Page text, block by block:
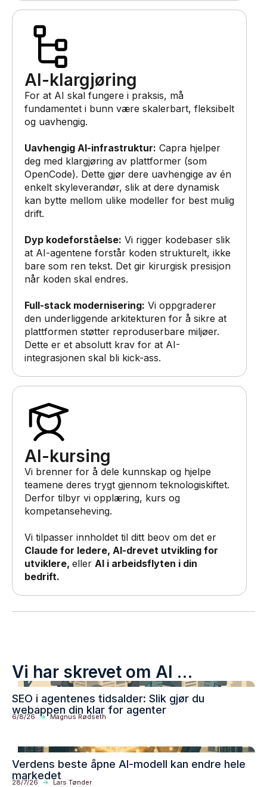
AI-klargjøring
For at AI skal fungere i praksis, må
fundamentet i bunn være skalerbart, fleksibelt
og uavhengig.
Uavhengig AI-infrastruktur: Capra hjelper
deg med klargjøring av plattformer (som
OpenCode). Dette gjør dere uavhengige av én
enkelt skyleverandør, slik at dere dynamisk
kan bytte mellom ulike modeller for best mulig
drift.
Dyp kodeforståelse: Vi rigger kodebaser slik
at AI-agentene forstår koden strukturelt, ikke
bare som ren tekst. Det gir kirurgisk presisjon
når koden skal endres.
Full-stack modernisering: Vi oppgraderer
den underliggende arkitekturen for å sikre at
plattformen støtter reproduserbare miljøer.
Dette er et absolutt krav for at AI-
integrasjonen skal bli kick-ass.
AI-kursing
Vi brenner for å dele kunnskap og hjelpe
teamene deres trygt gjennom teknologiskiftet.
Derfor tilbyr vi opplæring, kurs og
kompetanseheving.
Vi tilpasser innholdet til ditt beov om det er
Claude for ledere, AI-drevet utvikling for
utviklere, eller AI i arbeidsflyten i din
bedrift.
Vi har skrevet om AI …
SEO i agentenes tidsalder: Slik gjør du
webappen din klar for agenter
6/8/26 -> Magnus Rødseth
Verdens beste åpne AI-modell kan endre hele
markedet
28/7/26 -> Lars Tønder